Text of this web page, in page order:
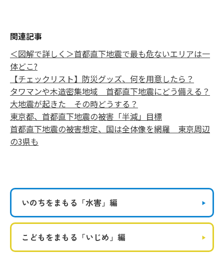
関連記事
＜図解で詳しく＞首都直下地震で最も危ないエリアは一
体どこ?
【チェックリスト】防災グッズ、何を用意したら？
タワマンや木造密集地域 首都直下地震にどう備える？
大地震が起きた その時どうする？
東京都、首都直下地震の被害「半減」目標
首都直下地震の被害想定、国は全体像を網羅 東京周辺
の3県も
いのちをまもる 「水害」編
こどもをまもる 「いじめ」編